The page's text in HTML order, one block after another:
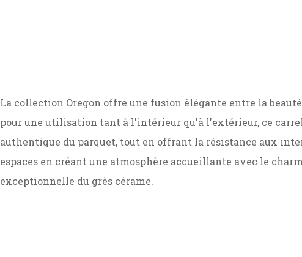
La collection Oregon offre une fusion élégante entre la
pour une utilisation tant à l'intérieur qu'à l'extérieur, ce
authentique du parquet, tout en offrant la résistance aux
espaces en créant une atmosphère accueillante avec le
exceptionnelle du grès cérame.